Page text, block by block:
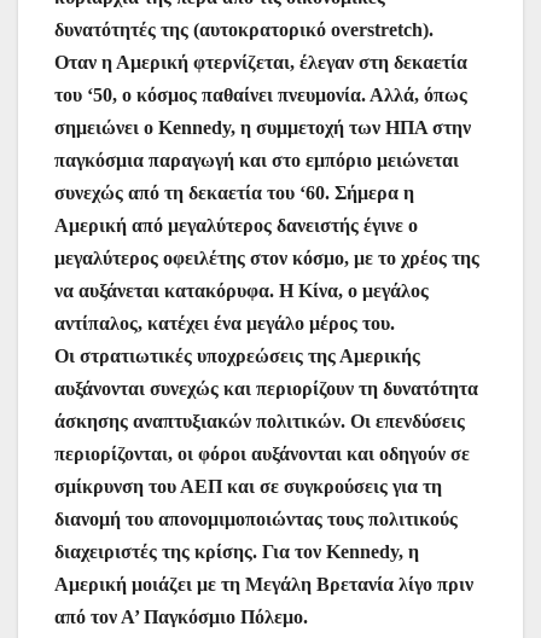
δυνατότητές της (αυτοκρατορικό overstretch).
Οταν η Αμερική φτερνίζεται, έλεγαν στη δεκαετία
του ‘50, ο κόσμος παθαίνει πνευμονία. Αλλά, όπως
σημειώνει ο Kennedy, η συμμετοχή των ΗΠΑ στην
παγκόσμια παραγωγή και στο εμπόριο μειώνεται
συνεχώς από τη δεκαετία του ‘60. Σήμερα η
Αμερική από μεγαλύτερος δανειστής έγινε ο
μεγαλύτερος οφειλέτης στον κόσμο, με το χρέος της
να αυξάνεται κατακόρυφα. Η Κίνα, ο μεγάλος
αντίπαλος, κατέχει ένα μεγάλο μέρος του.
Οι στρατιωτικές υποχρεώσεις της Αμερικής
αυξάνονται συνεχώς και περιορίζουν τη δυνατότητα
άσκησης αναπτυξιακών πολιτικών. Οι επενδύσεις
περιορίζονται, οι φόροι αυξάνονται και οδηγούν σε
σμίκρυνση του ΑΕΠ και σε συγκρούσεις για τη
διανομή του απονομιμοποιώντας τους πολιτικούς
διαχειριστές της κρίσης. Για τον Kennedy, η
Αμερική μοιάζει με τη Μεγάλη Βρετανία λίγο πριν
από τον Α’ Παγκόσμιο Πόλεμο.